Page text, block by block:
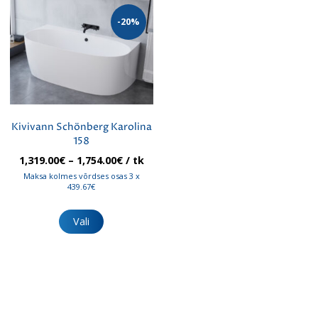
-20%
Kivivann Schönberg Karolina
158
1,319.00€ – 1,754.00€Hinnavahemik:
1,319.00€
/ tk
Maksa kolmes võrdses osas 3 x
439.67€
Vali
tootel